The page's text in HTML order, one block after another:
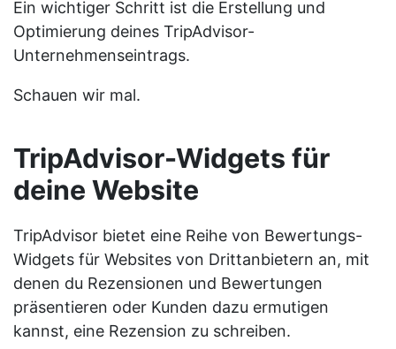
Ein wichtiger Schritt ist die Erstellung und
Optimierung deines TripAdvisor-
Unternehmenseintrags.
Schauen wir mal.
TripAdvisor-Widgets für
deine Website
TripAdvisor bietet eine Reihe von Bewertungs-
Widgets für Websites von Drittanbietern an, mit
denen du Rezensionen und Bewertungen
präsentieren oder Kunden dazu ermutigen
kannst, eine Rezension zu schreiben.